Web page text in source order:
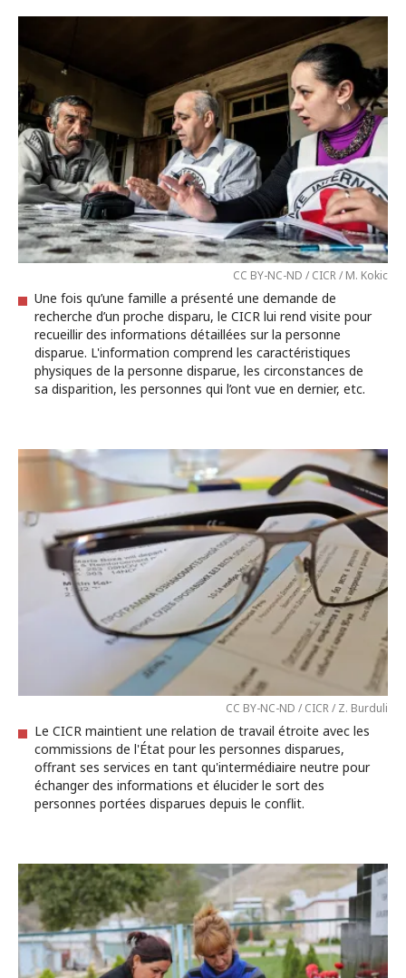
CC BY-NC-ND / CICR / M. Kokic
Une fois qu’une famille a présenté une demande de
recherche d’un proche disparu, le CICR lui rend visite pour
recueillir des informations détaillées sur la personne
disparue. L'information comprend les caractéristiques
physiques de la personne disparue, les circonstances de
sa disparition, les personnes qui l’ont vue en dernier, etc.
CC BY-NC-ND / CICR / Z. Burduli
Le CICR maintient une relation de travail étroite avec les
commissions de l'État pour les personnes disparues,
offrant ses services en tant qu'intermédiaire neutre pour
échanger des informations et élucider le sort des
personnes portées disparues depuis le conflit.